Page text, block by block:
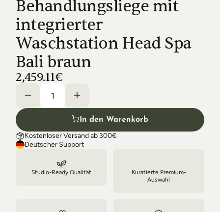
Shipping & Delivery
Behandlungsliege mit
integrierter
Waschstation Head Spa
Bali braun
2,459.11€
In den Warenkorb
Kostenloser Versand ab 300€
Deutscher Support
Studio-Ready Qualität
Kuratierte Premium-
Auswahl